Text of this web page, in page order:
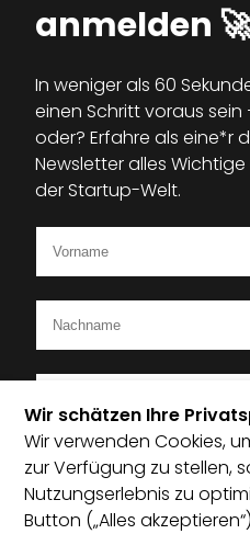
anmelden
In weniger als 60
einen Schritt voraus sein
oder? Erfahre als eine*r
Newsletter alles
der Startup-Welt.
Ich bin Mitglied im
Ich habe die
Wir schätzen Ihre
Wir verwenden Cookies,
zur Verfügung zu stellen,
Nutzungserlebnis zu
Button („Alles